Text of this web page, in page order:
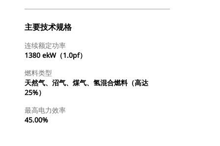
主要技术规格
连续额定功率
1380 ekW（1.0pf）
燃料类型
天然气、沼气、煤气、氢混合燃料（高达
25%）
最高电力效率
45.00%